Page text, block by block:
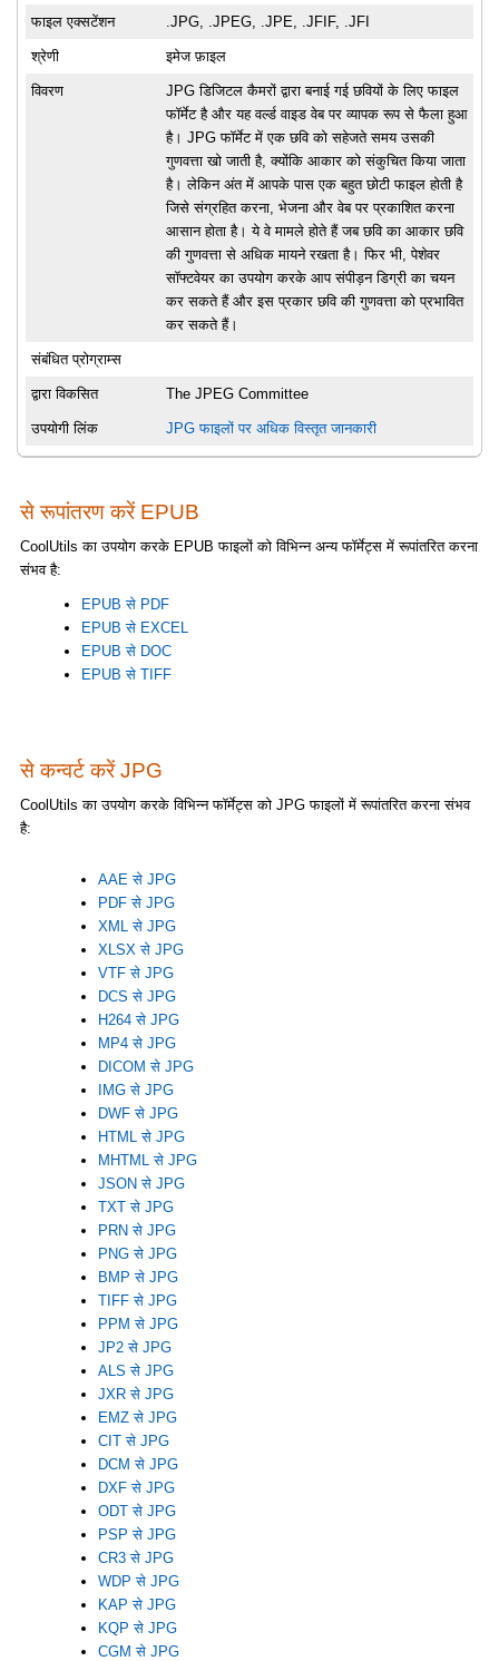
फाइल एक्सटेंशन .JPG, .JPEG, .JPE, .JFIF, .JFI
श्रेणी इमेज फ़ाइल
विवरण
JPG डिजिटल कैमरों द्वारा बनाई गई छवियों के लिए फाइल
फॉर्मेट है और यह वर्ल्ड वाइड वेब पर व्यापक रूप से फैला हुआ
है। JPG फॉर्मेट में एक छवि को सहेजते समय उसकी
गुणवत्ता खो जाती है, क्योंकि आकार को संकुचित किया जाता
है। लेकिन अंत में आपके पास एक बहुत छोटी फाइल होती है
जिसे संग्रहित करना, भेजना और वेब पर प्रकाशित करना
आसान होता है। ये वे मामले होते हैं जब छवि का आकार छवि
की गुणवत्ता से अधिक मायने रखता है। फिर भी, पेशेवर
सॉफ्टवेयर का उपयोग करके आप संपीड़न डिग्री का चयन
कर सकते हैं और इस प्रकार छवि की गुणवत्ता को प्रभावित
कर सकते हैं।
संबंधित प्रोग्राम्स
द्वारा विकसित The JPEG Committee
उपयोगी लिंक JPG फाइलों पर अधिक विस्तृत जानकारी
से रूपांतरण करें EPUB
CoolUtils का उपयोग करके EPUB फाइलों को विभिन्न अन्य फॉर्मेट्स में रूपांतरित करना
संभव है:
EPUB से PDF
EPUB से EXCEL
EPUB से DOC
EPUB से TIFF
से कन्वर्ट करें JPG
CoolUtils का उपयोग करके विभिन्न फॉर्मेट्स को JPG फाइलों में रूपांतरित करना संभव
है:
AAE से JPG
PDF से JPG
XML से JPG
XLSX से JPG
VTF से JPG
DCS से JPG
H264 से JPG
MP4 से JPG
DICOM से JPG
IMG से JPG
DWF से JPG
HTML से JPG
MHTML से JPG
JSON से JPG
TXT से JPG
PRN से JPG
PNG से JPG
BMP से JPG
TIFF से JPG
PPM से JPG
JP2 से JPG
ALS से JPG
JXR से JPG
EMZ से JPG
CIT से JPG
DCM से JPG
DXF से JPG
ODT से JPG
PSP से JPG
CR3 से JPG
WDP से JPG
KAP से JPG
KQP से JPG
CGM से JPG